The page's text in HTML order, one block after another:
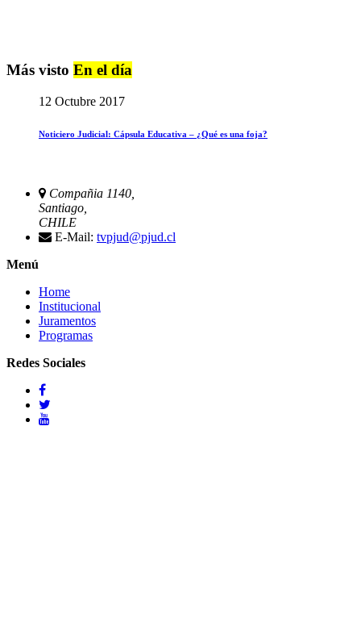
Más visto En el día
12 Octubre 2017
Noticiero Judicial: Cápsula Educativa – ¿Qué es una foja?
Compañia 1140,
Santiago,
CHILE
E-Mail: tvpjud@pjud.cl
Menú
Home
Institucional
Juramentos
Programas
Redes Sociales